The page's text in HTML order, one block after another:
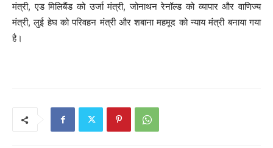
मंत्री, एड मिलिबैंड को उर्जा मंत्री, जोनाथन रेनॉल्ड को व्यापार और वाणिज्य
मंत्री, लुई हेघ को परिवहन मंत्री और शबाना महमूद को न्याय मंत्री बनाया गया
है।